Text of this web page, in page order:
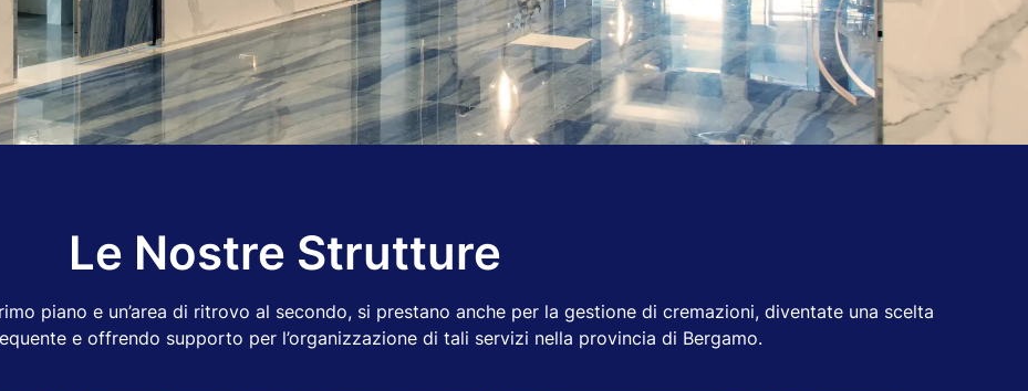
Le Nostre Strutture
piano e un’area di ritrovo al secondo, si prestano anche per la gestione di cremazioni, diventate una scelta
e offrendo supporto per l’organizzazione di tali servizi nella provincia di Bergamo.